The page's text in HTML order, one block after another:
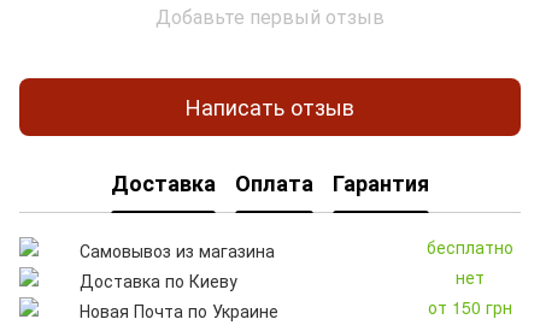
Добавьте первый отзыв
Написать отзыв
Доставка Оплата Гарантия
Самовывоз из магазина
бесплатно
Доставка по Киеву
нет
Новая Почта по Украине
от 150 грн